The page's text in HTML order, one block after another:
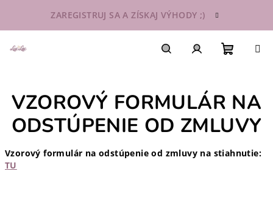
obsah
ZAREGISTRUJ SA A ZÍSKAJ VÝHODY ;)
košík
VZOROVÝ FORMULÁR NA
ODSTÚPENIE OD ZMLUVY
Vzorový formulár na odstúpenie od zmluvy na stiahnutie:
TU